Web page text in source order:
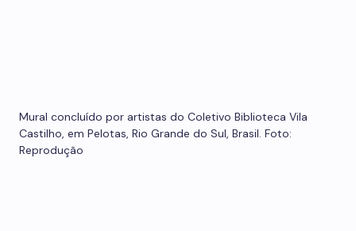
Mural concluído por artistas do Coletivo Biblioteca Vila
Castilho, em Pelotas, Rio Grande do Sul, Brasil. Foto:
Reprodução